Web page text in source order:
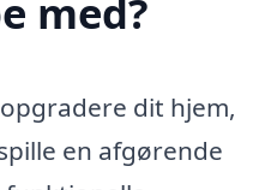
med?
dit hjem,
en afgørende